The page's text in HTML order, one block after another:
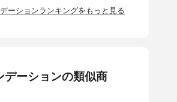
ーションランキングをもっと見る
ーションの類似商